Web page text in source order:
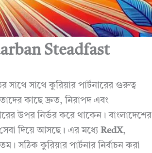
Steadfast
সাথে সাথে কুরিয়ার পার্টনারের গুরুত্ব
কাছে দ্রুত, নিরাপদ এবং
উপর নির্ভর করে থাকেন। বাংলাদেশের
সেবা দিয়ে আসছে। এর মধ্যে RedX,
সঠিক কুরিয়ার পার্টনার নির্বাচন করা